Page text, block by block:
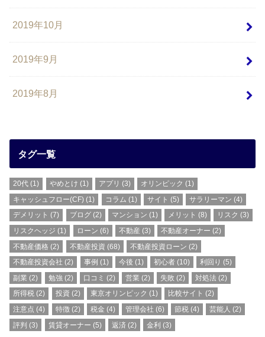
2019年10月
2019年9月
2019年8月
タグ一覧
20代 (1) やめとけ (1) アプリ (3) オリンピック (1)
キャッシュフロー(CF) (1) コラム (1) サイト (5) サラリーマン (4)
デメリット (7) ブログ(2) マンション (1) メリット (8) リスク (3)
リスクヘッジ (1) ローン (6) 不動産(3) 不動産オーナー (2)
不動産価格 (2) 不動産投資 (68) 不動産投資ローン (2)
不動産投資会社 (2) 事例 (1) 今後 (1) 初心者 (10) 利回り (5)
副業 (2) 勉強 (2) 口コミ (2) 営業 (2) 失敗 (2) 対処法 (2)
所得税 (2) 投資 (2) 東京オリンピック (1) 比較サイト (2)
注意点 (4) 特徴(2) 税金 (4) 管理会社 (6) 節税 (4) 芸能人 (2)
評判 (3) 賃貸オーナー (5) 返済 (2) 金利 (3)